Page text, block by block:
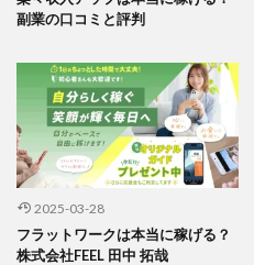
副業の口コミと評判
2025-03-28
フラットワークは本当に稼げる？
株式会社FEEL 田中 拓哉